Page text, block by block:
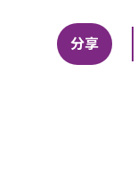
分享